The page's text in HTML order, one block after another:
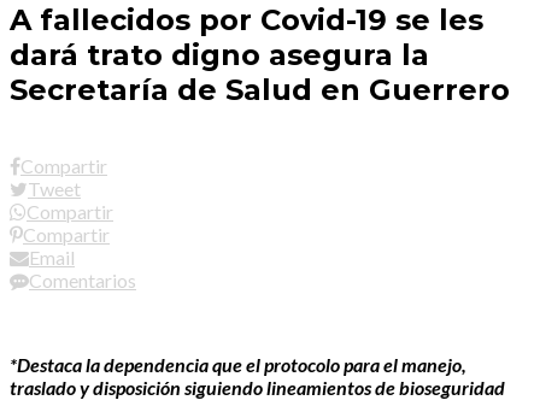
A fallecidos por Covid-19 se les
dará trato digno asegura la
Secretaría de Salud en Guerrero
Compartir
Tweet
Compartir
Compartir
Email
Comentarios
*Destaca la dependencia que el protocolo para el manejo,
traslado y disposición siguiendo lineamientos de bioseguridad